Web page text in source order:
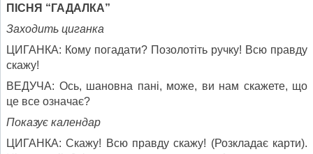
ПІСНЯ “ГАДАЛКА”
Заходить циганка
ЦИГАНКА: Кому погадати? Позолотіть ручку! Всю правду
скажу!
ВЕДУЧА: Ось, шановна пані, може, ви нам скажете, що
це все означає?
Показує календар
ЦИГАНКА: Скажу! Всю правду скажу! (Розкладає карти).